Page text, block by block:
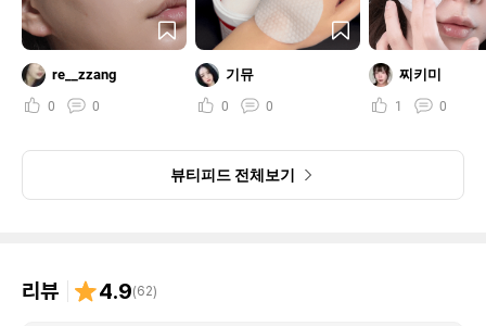
re__zzang
0 0
기뮤
0 0
찌키미
1 0
뷰티피드 전체보기
리뷰 4.9(62)